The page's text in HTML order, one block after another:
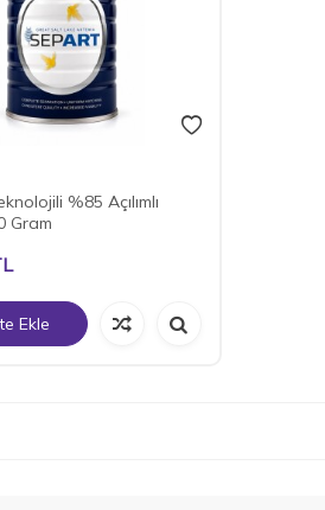
%85 Açılımlı
Gram
Ekle